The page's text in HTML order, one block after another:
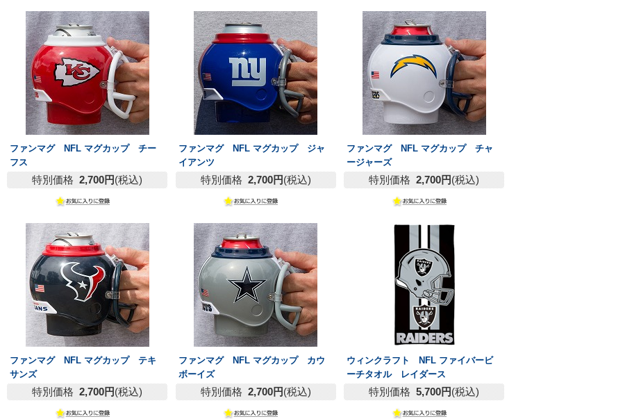
ファンマグ NFL マグカップ チー
フス
特別価格 2,700円(税込)
ファンマグ NFL マグカップ ジャ
イアンツ
特別価格 2,700円(税込)
ファンマグ NFL マグカップ チャ
ージャーズ
特別価格 2,700円(税込)
ファンマグ NFL マグカップ テキ
サンズ
特別価格 2,700円(税込)
ファンマグ NFL マグカップ カウ
ボーイズ
特別価格 2,700円(税込)
ウィンクラフト NFL ファイバービ
ーチタオル レイダース
特別価格 5,700円(税込)